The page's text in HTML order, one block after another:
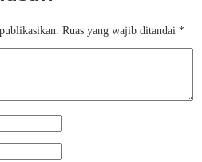
Ruas yang wajib ditandai *